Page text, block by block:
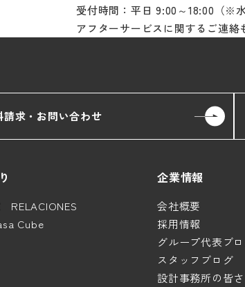
受付時間：平日 9:00～18:00（※水
アフターサービスに関するご連絡
請求・お問い合わせ
RELACIONES
Cube
企業情報
会社概要
採用情報
グループ代表ブ
スタッフブログ
設計事務所の皆